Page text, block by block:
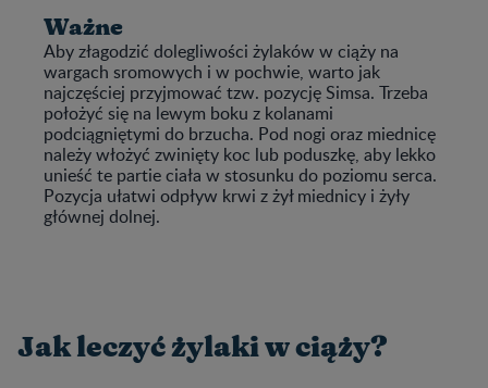
Ważne
Aby złagodzić dolegliwości żylaków w ciąży na
wargach sromowych i w pochwie, warto jak
najczęściej przyjmować tzw. pozycję Simsa. Trzeba
położyć się na lewym boku z kolanami
podciągniętymi do brzucha. Pod nogi oraz miednicę
należy włożyć zwinięty koc lub poduszkę, aby lekko
unieść te partie ciała w stosunku do poziomu serca.
Pozycja ułatwi odpływ krwi z żył miednicy i żyły
głównej dolnej.
Jak leczyć żylaki w ciąży?